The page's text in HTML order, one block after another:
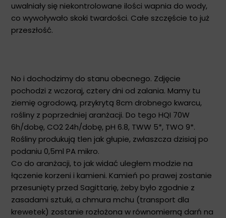
uwalniały się niekontrolowane ilości wapnia do wody,
co wywoływało skoki twardości. Całe szczęście to już
przeszłość.
No i dochodzimy do stanu obecnego. Zdjęcie
pochodzi z wczoraj, cztery dni od zalania. Mamy tu
ziemię ogrodową, przykrytą 8cm drobnego kwarcu,
rośliny z poprzedniej aranżacji. Do tego HQI 70W
6h/dobę, CO2 24h/dobę, pH 6.8, TWW 5*, TWO 9*.
Rośliny produkują tlen jak głupie, zwłaszcza dzisiaj po
podaniu 0,5ml PA mikro.
Co do aranżacji, to jak widać uległem modzie na
łączenie korzeni i kamieni. Kamień po prawej zostanie
przesunięty przed Sagittarię, żeby było zgodnie z
zasadami sztuki, a chmura mchu (transport dla
krewetek) zostanie rozłożona w równomierną darń na